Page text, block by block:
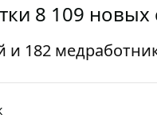
8 109 новых
и 182